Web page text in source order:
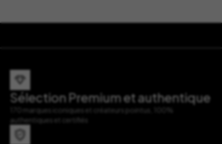
Sélection Premium et authentique
170 marques iconiques et créateurs pointus, 100%
authentiques et certifiés